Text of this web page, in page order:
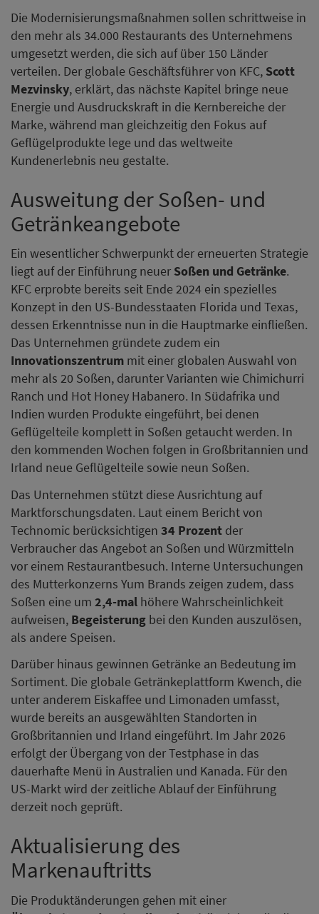
Die Modernisierungsmaßnahmen sollen schrittweise in
den mehr als 34.000 Restaurants des Unternehmens
umgesetzt werden, die sich auf über 150 Länder
verteilen. Der globale Geschäftsführer von KFC, Scott
Mezvinsky, erklärt, das nächste Kapitel bringe neue
Energie und Ausdruckskraft in die Kernbereiche der
Marke, während man gleichzeitig den Fokus auf
Geflügelprodukte lege und das weltweite
Kundenerlebnis neu gestalte.
Ausweitung der Soßen- und
Getränkeangebote
Ein wesentlicher Schwerpunkt der erneuerten Strategie
liegt auf der Einführung neuer Soßen und Getränke.
KFC erprobte bereits seit Ende 2024 ein spezielles
Konzept in den US-Bundesstaaten Florida und Texas,
dessen Erkenntnisse nun in die Hauptmarke einfließen.
Das Unternehmen gründete zudem ein
Innovationszentrum mit einer globalen Auswahl von
mehr als 20 Soßen, darunter Varianten wie Chimichurri
Ranch und Hot Honey Habanero. In Südafrika und
Indien wurden Produkte eingeführt, bei denen
Geflügelteile komplett in Soßen getaucht werden. In
den kommenden Wochen folgen in Großbritannien und
Irland neue Geflügelteile sowie neun Soßen.
Das Unternehmen stützt diese Ausrichtung auf
Marktforschungsdaten. Laut einem Bericht von
Technomic berücksichtigen 34 Prozent der
Verbraucher das Angebot an Soßen und Würzmitteln
vor einem Restaurantbesuch. Interne Untersuchungen
des Mutterkonzerns Yum Brands zeigen zudem, dass
Soßen eine um 2,4-mal höhere Wahrscheinlichkeit
aufweisen, Begeisterung bei den Kunden auszulösen,
als andere Speisen.
Darüber hinaus gewinnen Getränke an Bedeutung im
Sortiment. Die globale Getränkeplattform Kwench, die
unter anderem Eiskaffee und Limonaden umfasst,
wurde bereits an ausgewählten Standorten in
Großbritannien und Irland eingeführt. Im Jahr 2026
erfolgt der Übergang von der Testphase in das
dauerhafte Menü in Australien und Kanada. Für den
US-Markt wird der zeitliche Ablauf der Einführung
derzeit noch geprüft.
Aktualisierung des
Markenauftritts
Die Produktänderungen gehen mit einer